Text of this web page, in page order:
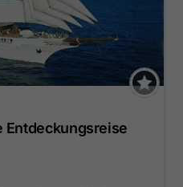
Entdeckungsreise